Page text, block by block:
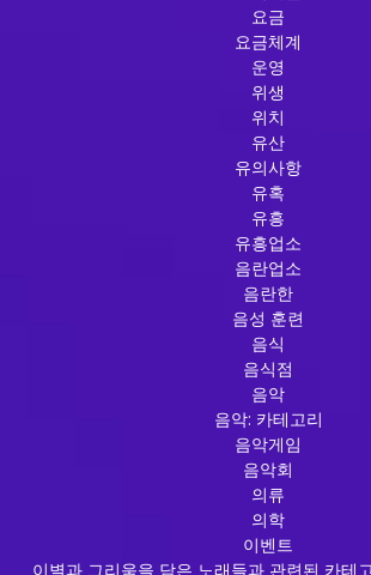
요금
요금체계
운영
위생
위치
유산
유의사항
유혹
유흥
유흥업소
음란업소
음란한
음성 훈련
음식
음식점
음악
음악: 카테고리
음악게임
음악회
의류
의학
이벤트
이별과 그리움을 담은 노래들과 관련된 카테